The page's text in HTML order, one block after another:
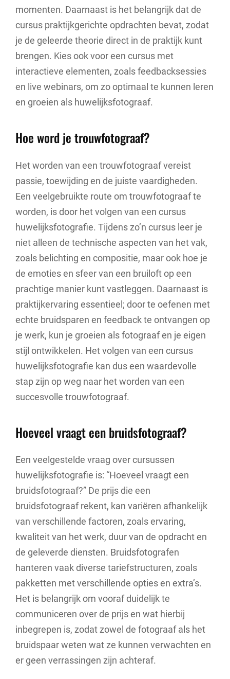
momenten. Daarnaast is het belangrijk dat de
cursus praktijkgerichte opdrachten bevat, zodat
je de geleerde theorie direct in de praktijk kunt
brengen. Kies ook voor een cursus met
interactieve elementen, zoals feedbacksessies
en live webinars, om zo optimaal te kunnen leren
en groeien als huwelijksfotograaf.
Hoe word je trouwfotograaf?
Het worden van een trouwfotograaf vereist
passie, toewijding en de juiste vaardigheden.
Een veelgebruikte route om trouwfotograaf te
worden, is door het volgen van een cursus
huwelijksfotografie. Tijdens zo’n cursus leer je
niet alleen de technische aspecten van het vak,
zoals belichting en compositie, maar ook hoe je
de emoties en sfeer van een bruiloft op een
prachtige manier kunt vastleggen. Daarnaast is
praktijkervaring essentieel; door te oefenen met
echte bruidsparen en feedback te ontvangen op
je werk, kun je groeien als fotograaf en je eigen
stijl ontwikkelen. Het volgen van een cursus
huwelijksfotografie kan dus een waardevolle
stap zijn op weg naar het worden van een
succesvolle trouwfotograaf.
Hoeveel vraagt een bruidsfotograaf?
Een veelgestelde vraag over cursussen
huwelijksfotografie is: “Hoeveel vraagt een
bruidsfotograaf?” De prijs die een
bruidsfotograaf rekent, kan variëren afhankelijk
van verschillende factoren, zoals ervaring,
kwaliteit van het werk, duur van de opdracht en
de geleverde diensten. Bruidsfotografen
hanteren vaak diverse tariefstructuren, zoals
pakketten met verschillende opties en extra’s.
Het is belangrijk om vooraf duidelijk te
communiceren over de prijs en wat hierbij
inbegrepen is, zodat zowel de fotograaf als het
bruidspaar weten wat ze kunnen verwachten en
er geen verrassingen zijn achteraf.